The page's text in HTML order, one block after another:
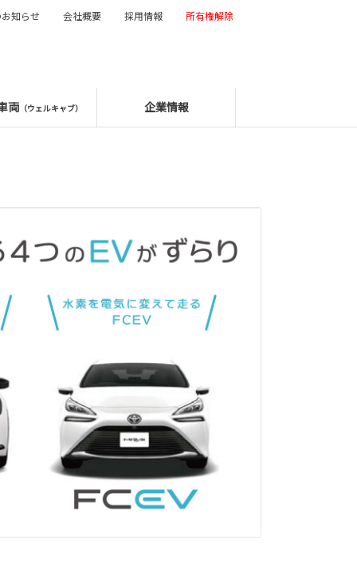
両（ウェルキャブ） 企業情報
知らせ 会社概要 採用情報 所有権解除